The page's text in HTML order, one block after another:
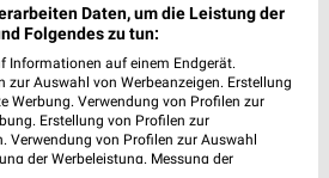
Entfernung alles rund um die
Den schnellsten Weg zu
Du über die Routen-Funktion
nach aktuellen Schnäppchen von
mal in die aktuellen Prospekte und
passendes für Dich dabei.
Daten, um die Leistung der
Folgendes zu tun:
Informationen auf einem Endgerät.
zur Auswahl von Werbeanzeigen. Erstellung
Werbung. Verwendung von Profilen zur
Erstellung von Profilen zur
Verwendung von Profilen zur Auswahl
der Werbeleistung. Messung der